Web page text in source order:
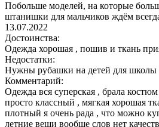
Побольше моделей, на которые
штанишки для мальчиков ждём
13.07.2022
Достоинства:
Одежда хорошая , пошив и ткань
Недостатки:
Нужны рубашки на детей для школы
Комментарий:
Одежда вся суперская , брала
просто классный , мягкая хорошая
плотный я очень рада , что можно
летние вещи вообще слов нет